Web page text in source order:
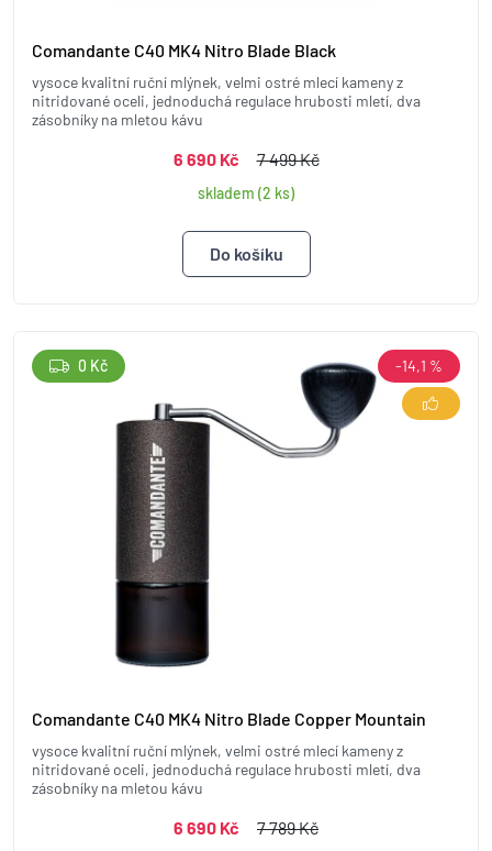
Comandante C40 MK4 Nitro Blade Black
vysoce kvalitní ruční mlýnek, velmi ostré mlecí kameny z
nitridované oceli, jednoduchá regulace hrubosti mletí, dva
zásobníky na mletou kávu
6 690 Kč 7 499 Kč
skladem (2 ks)
Comandante C40 MK4 Nitro Blade Copper Mountain
vysoce kvalitní ruční mlýnek, velmi ostré mlecí kameny z
nitridované oceli, jednoduchá regulace hrubosti mletí, dva
zásobníky na mletou kávu
6 690 Kč 7 789 Kč
0 Kč -14,1 %